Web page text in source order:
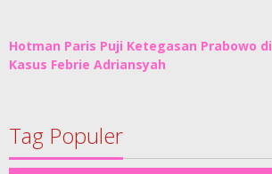
Hotman Paris Puji Ketegasan Prabowo di
Kasus Febrie Adriansyah
Tag Populer